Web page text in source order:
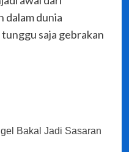
dalam dunia
saja gebrakan
Bakal Jadi Sasaran